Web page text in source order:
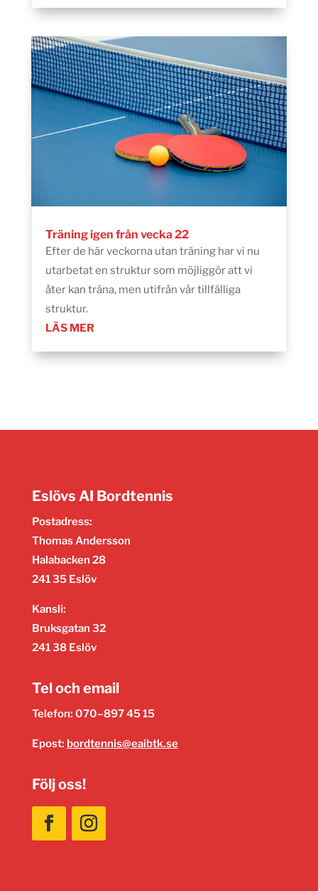
Träning igen från vecka 22
Efter de här veckorna utan träning har vi nu
utarbetat en struktur som möjliggör att vi
åter kan träna, men utifrån vår tillfälliga
struktur.
LÄS MER
Eslövs AI Bordtennis
Postadress:
Thomas Andersson
Halabacken 28
241 35 Eslöv
Kansli:
Bruksgatan 32
241 38 Eslöv
Tel och email
Telefon: 070–897 45 15
Epost: bordtennis@eaibtk.se
Följ oss!